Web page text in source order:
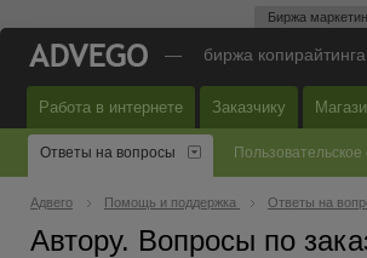
Биржа
— биржа
Работа в интернете Заказчику
Ответы на вопросы
Адвего Помощь и поддержка Ответы на
Автору. Вопросы по